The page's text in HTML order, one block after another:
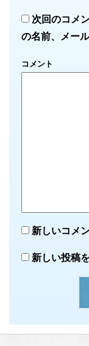
次回のコメ
の名前、メー
コメント
新しいコメ
新しい投稿